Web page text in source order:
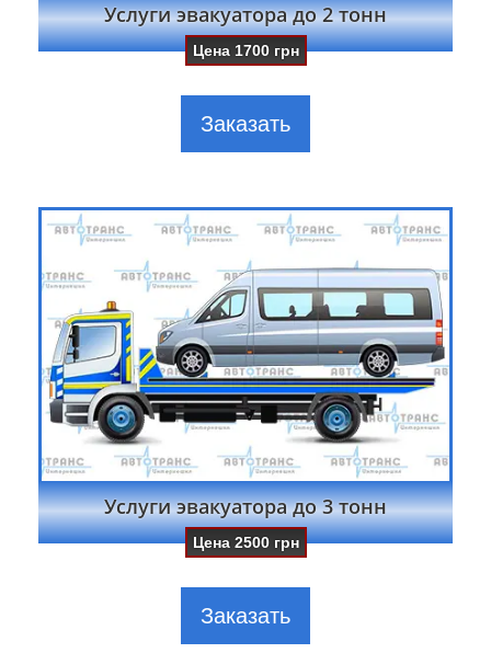
Услуги эвакуатора до 2 тонн
Цена1700 грн
Заказать
Услуги эвакуатора до 3 тонн
Цена2500 грн
Заказать